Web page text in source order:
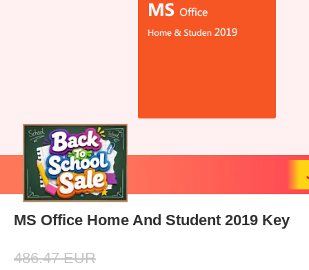
MS Office Home And Student 2019 Key
486.47 EUR